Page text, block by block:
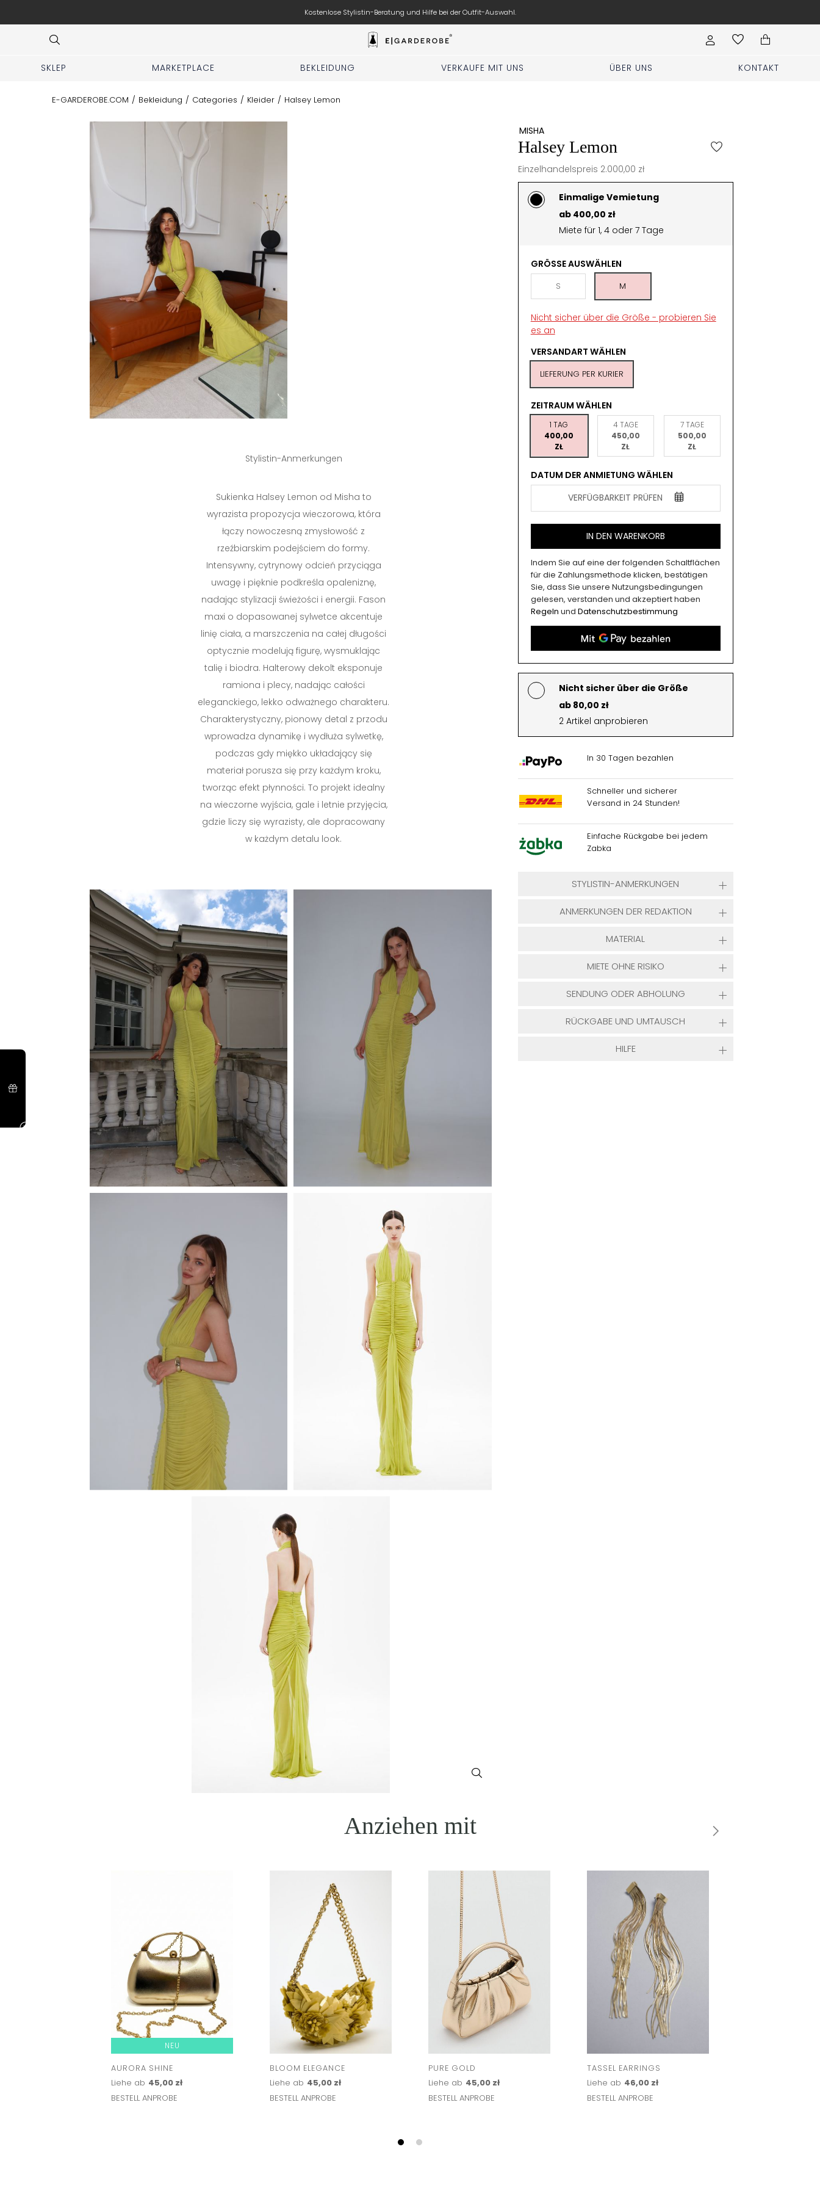
Kostenlose Stylistin-Beratung und Hilfe bei der Outfit-Auswahl.
SKLEP MARKETPLACE BEKLEIDUNG VERKAUFE MIT UNS ÜBER UNS KONTAKT
E-GARDEROBE.COM / Bekleidung / Categories / Kleider / Halsey Lemon
Stylistin-Anmerkungen
Sukienka Halsey Lemon od Misha to
wyrazista propozycja wieczorowa, która
łączy nowoczesną zmysłowość z
rzeźbiarskim podejściem do formy.
Intensywny, cytrynowy odcień przyciąga
uwagę i pięknie podkreśla opaleniznę,
nadając stylizacji świeżości i energii. Fason
maxi o dopasowanej sylwetce akcentuje
linię ciała, a marszczenia na całej długości
optycznie modelują figurę, wysmuklając
talię i biodra. Halterowy dekolt eksponuje
ramiona i plecy, nadając całości
eleganckiego, lekko odważnego charakteru.
Charakterystyczny, pionowy detal z przodu
wprowadza dynamikę i wydłuża sylwetkę,
podczas gdy miękko układający się
materiał porusza się przy każdym kroku,
tworząc efekt płynności. To projekt idealny
na wieczorne wyjścia, gale i letnie przyjęcia,
gdzie liczy się wyrazisty, ale dopracowany
w każdym detalu look.
MISHA
Halsey Lemon
Einzelhandelspreis 2.000,00 zł
Einmalige Vemietung
ab 400,00 zł
Miete für 1, 4 oder 7 Tage
GRÖSSE AUSWÄHLEN
S M
Nicht sicher über die Größe - probieren Sie
es an
VERSANDART WÄHLEN
LIEFERUNG PER KURIER
ZEITRAUM WÄHLEN
1 TAG
400,00
ZŁ
4 TAGE
450,00
ZŁ
7 TAGE
500,00
ZŁ
DATUM DER ANMIETUNG WÄHLEN
VERFÜGBARKEIT PRÜFEN
IN DEN WARENKORB
Indem Sie auf eine der folgenden Schaltflächen
für die Zahlungsmethode klicken, bestätigen
Sie, dass Sie unsere Nutzungsbedingungen
gelesen, verstanden und akzeptiert haben
Regeln und Datenschutzbestimmung
Nicht sicher über die Größe
ab 80,00 zł
2 Artikel anprobieren
In 30 Tagen bezahlen
Schneller und sicherer
Versand in 24 Stunden!
Einfache Rückgabe bei jedem
Zabka
STYLISTIN-ANMERKUNGEN
ANMERKUNGEN DER REDAKTION
MATERIAL
MIETE OHNE RISIKO
SENDUNG ODER ABHOLUNG
RÜCKGABE UND UMTAUSCH
HILFE
Anziehen mit
NEU
AURORA SHINE
Liehe ab 45,00 zł
BESTELL ANPROBE
BLOOM ELEGANCE
Liehe ab 45,00 zł
BESTELL ANPROBE
PURE GOLD
Liehe ab 45,00 zł
BESTELL ANPROBE
TASSEL EARRINGS
Liehe ab 46,00 zł
BESTELL ANPROBE